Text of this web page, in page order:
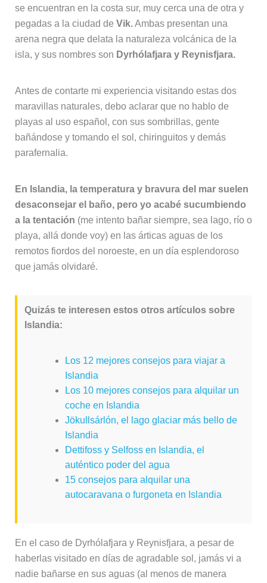
se encuentran en la costa sur, muy cerca una de otra y
pegadas a la ciudad de Vik.Ambas presentan una
arena negra que delata la naturaleza volcánica de la
isla, y sus nombres son Dyrhólafjara y Reynisfjara.
Antes de contarte mi experiencia visitando estas dos
maravillas naturales, debo aclarar que no hablo de
playas al uso español, con sus sombrillas, gente
bañándose y tomando el sol, chiringuitos y demás
parafernalia.
En Islandia, la temperatura y bravura del mar suelen
desaconsejar el baño, pero yo acabé sucumbiendo
a la tentación (me intento bañar siempre, sea lago, río o
playa, allá donde voy) en las árticas aguas de los
remotos fiordos del noroeste, en un día esplendoroso
que jamás olvidaré.
Quizás te interesen estos otros artículos sobre
Islandia:
Los 12 mejores consejos para viajar a
Islandia
Los 10 mejores consejos para alquilar un
coche en Islandia
Jökullsárlón, el lago glaciar más bello de
Islandia
Dettifoss y Selfoss en Islandia, el
auténtico poder del agua
15 consejos para alquilar una
autocaravana o furgoneta en Islandia
En el caso de Dyrhólafjara y Reynisfjara, a pesar de
haberlas visitado en días de agradable sol, jamás vi a
nadie bañarse en sus aguas (al menos de manera